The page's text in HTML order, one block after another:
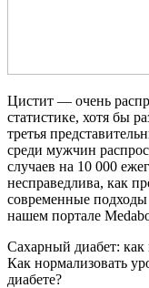
Цистит — очень
статистике, хотя бы
третья
среди мужчин
случаев на 10 000
несправедлива, как
современные
нашем портале
Сахарный диабет: как
Как нормализовать
диабете?